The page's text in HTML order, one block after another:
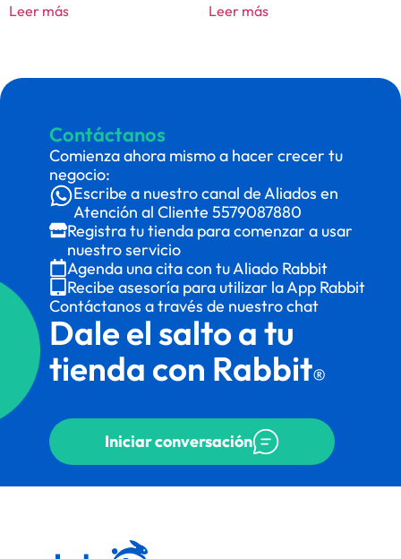
Leer más Leer más
Contáctanos
Comienza ahora mismo a hacer crecer tu
negocio:
Escribe a nuestro canal de Aliados en
Atención al Cliente 5579087880
Registra tu tienda para comenzar a usar
nuestro servicio
Agenda una cita con tu Aliado Rabbit
Recibe asesoría para utilizar la App Rabbit
Contáctanos a través de nuestro chat
Dale el salto a tu
tienda con Rabbit®
Iniciar conversación